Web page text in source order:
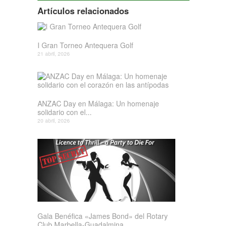
Artículos relacionados
I Gran Torneo Antequera Golf
21 abril, 2026
ANZAC Day en Málaga: Un homenaje
solidario con el...
20 abril, 2026
Gala Benéfica «James Bond» del Rotary